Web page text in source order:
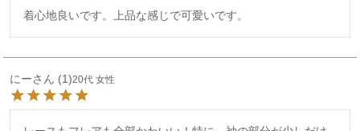
着心地良いです。上品な感じで可愛いです。
にー 1 20代 女性